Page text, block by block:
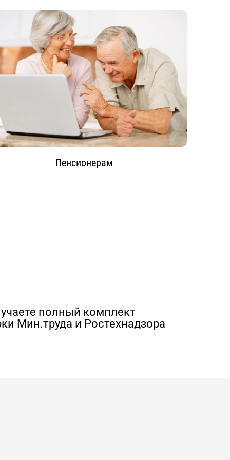
Пенсионерам
полный комплект
Мин.труда и Ростехнадзора